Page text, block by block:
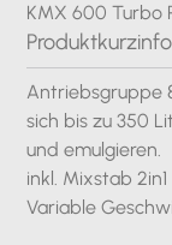
KMX 600 Turbo
Antriebsgruppe
sich bis zu 350
und emulgieren.
inkl. Mixstab
Variable